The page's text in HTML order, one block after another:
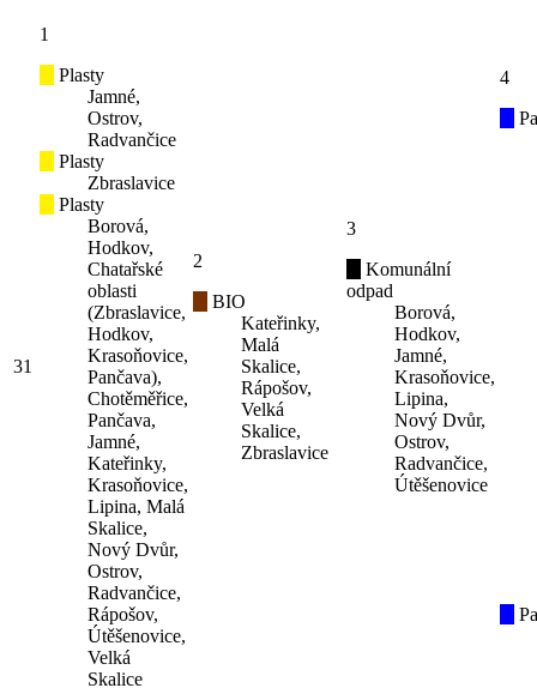
31
1
Plasty
Jamné,
Ostrov,
Radvančice
Plasty
Zbraslavice
Plasty
Borová,
Hodkov,
Chatařské
oblasti
(Zbraslavice,
Hodkov,
Krasoňovice,
Pančava),
Chotěměřice,
Pančava,
Jamné,
Kateřinky,
Krasoňovice,
Lipina, Malá
Skalice,
Nový Dvůr,
Ostrov,
Radvančice,
Rápošov,
Útěšenovice,
Velká
Skalice
2
BIO
Kateřinky,
Malá
Skalice,
Rápošov,
Velká
Skalice,
Zbraslavice
3
Komunální
odpad
Borová,
Hodkov,
Jamné,
Krasoňovice,
Lipina,
Nový Dvůr,
Ostrov,
Radvančice,
Útěšenovice
4